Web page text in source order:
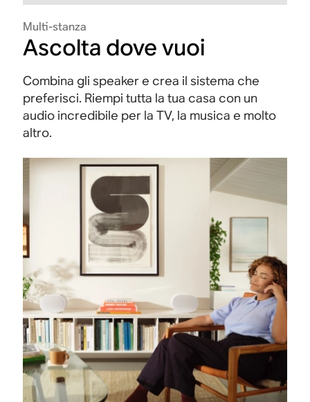
Multi-stanza
Ascolta dove vuoi
Combina gli speaker e crea il sistema che
preferisci. Riempi tutta la tua casa con un
audio incredibile per la TV, la musica e molto
altro.